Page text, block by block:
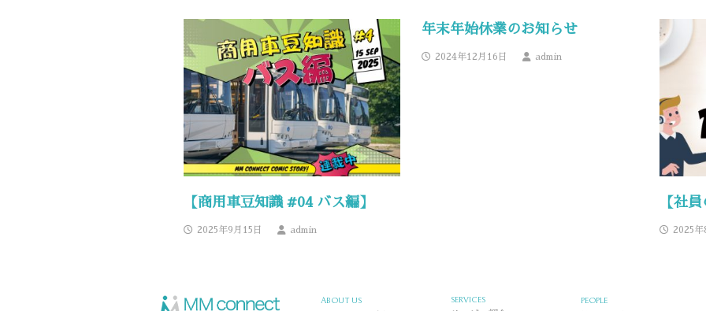
【商用車豆知識 #04 バス編】
2025年9月15日 admin
年末年始休業のお知らせ
2024年12月16日 admin
【社
2025年
ABOUT US SERVICES PEOPLE